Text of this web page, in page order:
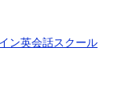
ン英会話スクール